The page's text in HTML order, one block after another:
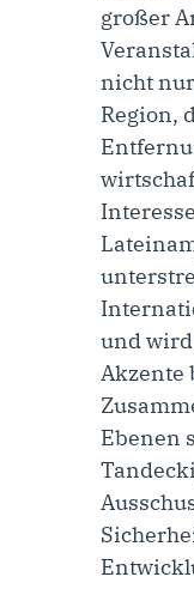
großer
nicht
Region,
und
Akzente
Ebenen